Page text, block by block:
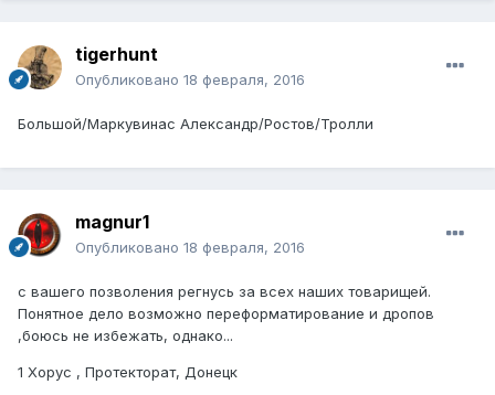
tigerhunt
Опубликовано 18 февраля, 2016
Большой/Маркувинас Александр/Ростов/Тролли
magnur1
Опубликовано 18 февраля, 2016
с вашего позволения регнусь за всех наших товарищей.
Понятное дело возможно переформатирование и дропов
,боюсь не избежать, однако...
1 Хорус , Протекторат, Донецк